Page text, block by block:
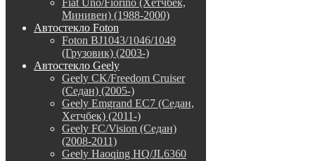
Минивен) (1988-2000)
Автостекло Foton
Foton BJ1043/1046/1049
(Грузовик) (2003-)
Автостекло Geely
Geely CK/Freedom Cruiser
(Седан) (2005-)
Geely Emgrand EC7 (Седан,
Хетчбек) (2011-)
Geely FC/Vision (Седан)
(2008-2011)
Geely Haoqing HQ/JL6360